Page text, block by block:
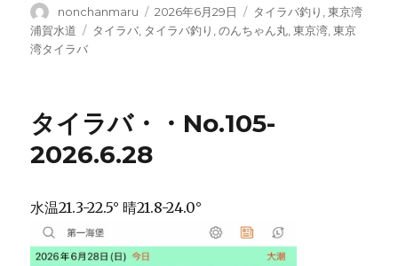
投
稿
者
nonchanmaru
投
稿
2026年6月29日
カ
テ
タイラバ釣り ,東京湾
浦賀水道
タ
タイラバ タイラバ釣り ,のんちゃん丸 ,東京湾 ,東京
湾タイラバ
タイラバ・・No.105-
2026.6.28
水温21.3-22.5° 晴21.8-24.0°